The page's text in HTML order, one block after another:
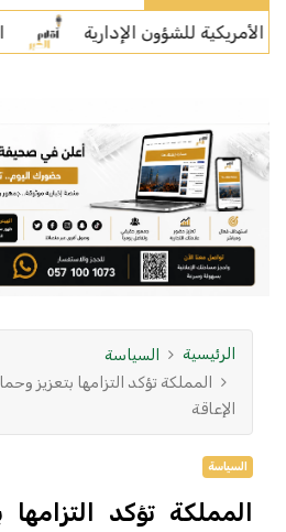
للشؤون الإدارية المركز الوطني للعمليات
الرئيسية
السياسة
المملكة تؤكد التزامها بتعزيز
الإعاقة
السياسة
المملكة تؤكد